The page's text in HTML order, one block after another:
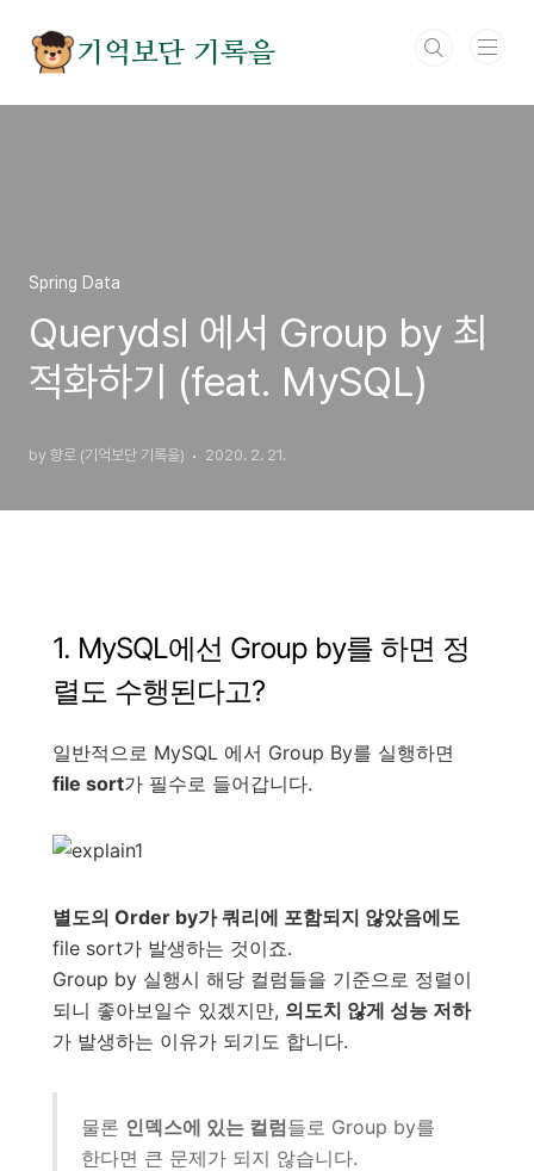
기억보단 기록을
Spring Data
Querydsl 에서 Group by 최
적화하기 (feat. MySQL)
by 향로 (기억보단 기록을) 2020. 2. 21.
1. MySQL에선 Group by를 하면 정
렬도 수행된다고?
일반적으로 MySQL 에서 Group By를 실행하면
file sort가 필수로 들어갑니다.
별도의 Order by가 쿼리에 포함되지 않았음에도
file sort가 발생하는 것이죠.
Group by 실행시 해당 컬럼들을 기준으로 정렬이
되니 좋아보일수 있겠지만, 의도치 않게 성능 저하
가 발생하는 이유가 되기도 합니다.
물론 인덱스에 있는 컬럼들로 Group by를
한다면 큰 문제가 되지 않습니다.